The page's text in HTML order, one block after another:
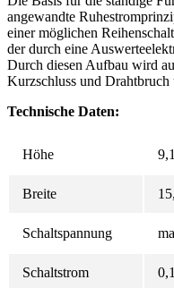
angewandte
einer möglichen
der durch eine
Durch diesen Aufbau wird
Kurzschluss und Drahtbruch
Technische Daten:
Höhe
Breite
Schaltspannung
Schaltstrom